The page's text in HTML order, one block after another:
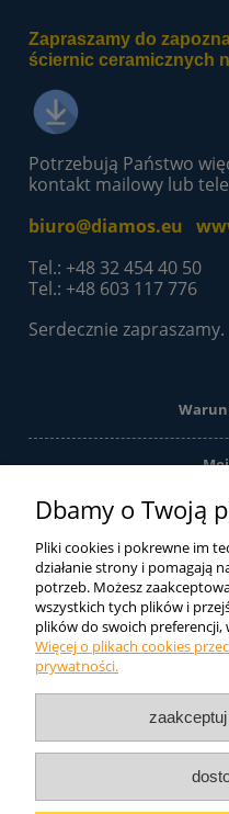
Zapraszamy do
ściernic ceramicznych
Potrzebują Państwo
kontakt mailowy lub
biuro@diamos.eu
Tel.: +48 32 454 40 50
Tel.: +48 603 117 776
Serdecznie zapraszamy.
Ze względu na szeroką gamę
DIAMOS sp. j. sklep
znaleźli Państwo tutaj tego
telefonicznego lub
Liliana
47-420
pokaż
Dbamy o Twoją
Pliki cookies i pokrewne im
działanie strony i pomagają
potrzeb. Możesz
wszystkich tych plików i
plików do swoich
Więcej o plikach cookies
prywatności.